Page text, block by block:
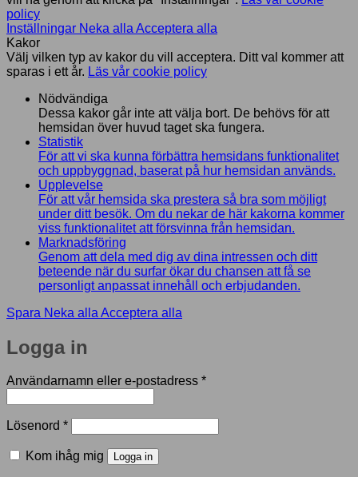
policy
Inställningar Neka alla Acceptera alla
Kakor
Välj vilken typ av kakor du vill acceptera. Ditt val kommer att
sparas i ett år. Läs vår cookie policy
Nödvändiga
Dessa kakor går inte att välja bort. De behövs för att
hemsidan över huvud taget ska fungera.
Statistik
För att vi ska kunna förbättra hemsidans funktionalitet
och uppbyggnad, baserat på hur hemsidan används.
Upplevelse
För att vår hemsida ska prestera så bra som möjligt
under ditt besök. Om du nekar de här kakorna kommer
viss funktionalitet att försvinna från hemsidan.
Marknadsföring
Genom att dela med dig av dina intressen och ditt
beteende när du surfar ökar du chansen att få se
personligt anpassat innehåll och erbjudanden.
Spara Neka alla Acceptera alla
Logga in
Användarnamn eller e-postadress *Obligatoriskt
Lösenord *Obligatoriskt
Kom ihåg mig Logga in